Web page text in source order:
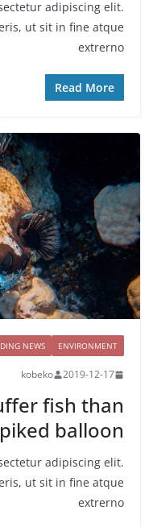
adipiscing elit.
ut sit in fine atque
extrerno
Read More
ENVIRONMENT
NEWS
2019-12-17
kobeko
fish than
balloon
adipiscing elit.
ut sit in fine atque
extrerno